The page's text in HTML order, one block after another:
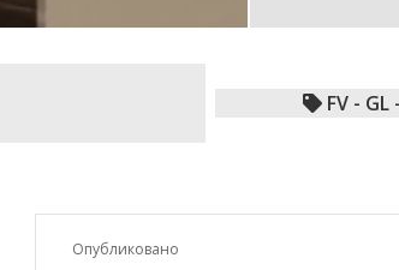
FV - GL
Опубликовано